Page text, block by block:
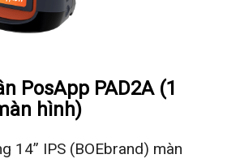
PosApp PAD2A (1
hình)
14” IPS (BOEbrand) màn